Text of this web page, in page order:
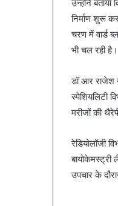
उन्होंने
निर्माण शुरू
चरण में वार्ड
भी चल रही है।
डॉ आर राजेश
स्पेशियलिटी
मरीजों की
रेडियोलॉजी
बायोकेमस्ट्री
उपचार के